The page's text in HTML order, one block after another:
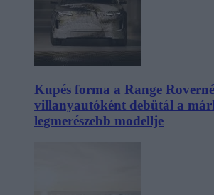
Kupés forma a Range
villanyautóként debütál a
legmerészebb modellje